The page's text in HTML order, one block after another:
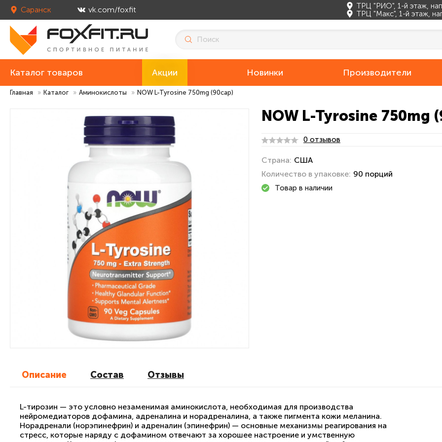
Саранск vk.com/foxfit
ТРЦ "РИО", 1-й этаж,
ТРЦ "Макс", 1-й этаж,
Каталог товаров Акции Новинки Производители
Главная » Каталог » Аминокислоты » NOW L-Tyrosine 750mg (90cap)
NOW L-Tyrosine 750mg
0 отзывов
Страна: США
Количество в упаковке: 90 порций
Товар в наличии
Описание Cостав Отзывы
L-тирозин — это условно незаменимая аминокислота, необходимая для производства
нейромедиаторов дофамина, адреналина и норадреналина, а также пигмента кожи меланина.
Норадренали (норэпинефрин) и адреналин (эпинефрин) — основные механизмы реагирования на
стресс, которые наряду с дофамином отвечают за хорошее настроение и умственную